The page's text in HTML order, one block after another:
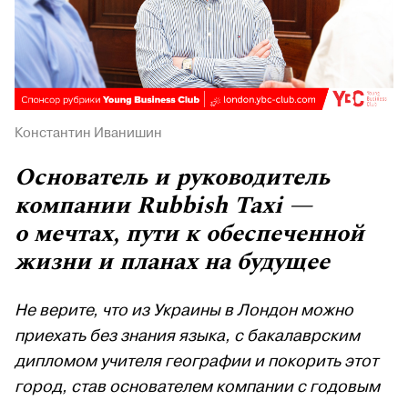
Константин Иванишин
Основатель и руководитель
компании Rubbish Taxi —
о мечтах, пути к обеспеченной
жизни и планах на будущее
Не верите, что из Украины в Лондон можно
приехать без знания языка, с бакалаврским
дипломом учителя географии и покорить этот
город, став основателем компании с годовым